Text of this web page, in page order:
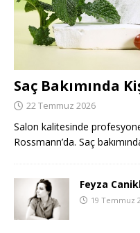
Saç Bakımında
22 Temmuz 2026
Salon kalitesinde
Rossmann’da. Saç
Feyza
19 Temmuz